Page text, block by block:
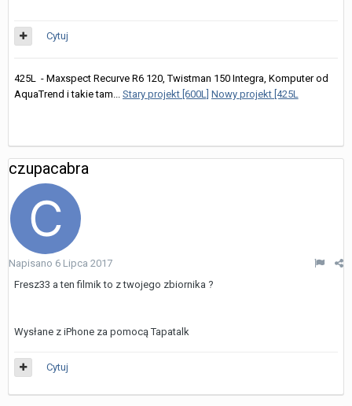
Cytuj
425L - Maxspect Recurve R6 120, Twistman 150 Integra, Komputer od
AquaTrend i takie tam... Stary projekt [600L] Nowy projekt [425L
czupacabra
Napisano 6 Lipca 2017
Fresz33 a ten filmik to z twojego zbiornika ?
Wysłane z iPhone za pomocą Tapatalk
Cytuj